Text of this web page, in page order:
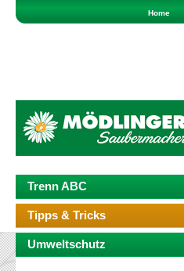
Home
Trenn ABC
Tipps & Tricks
Umweltschutz